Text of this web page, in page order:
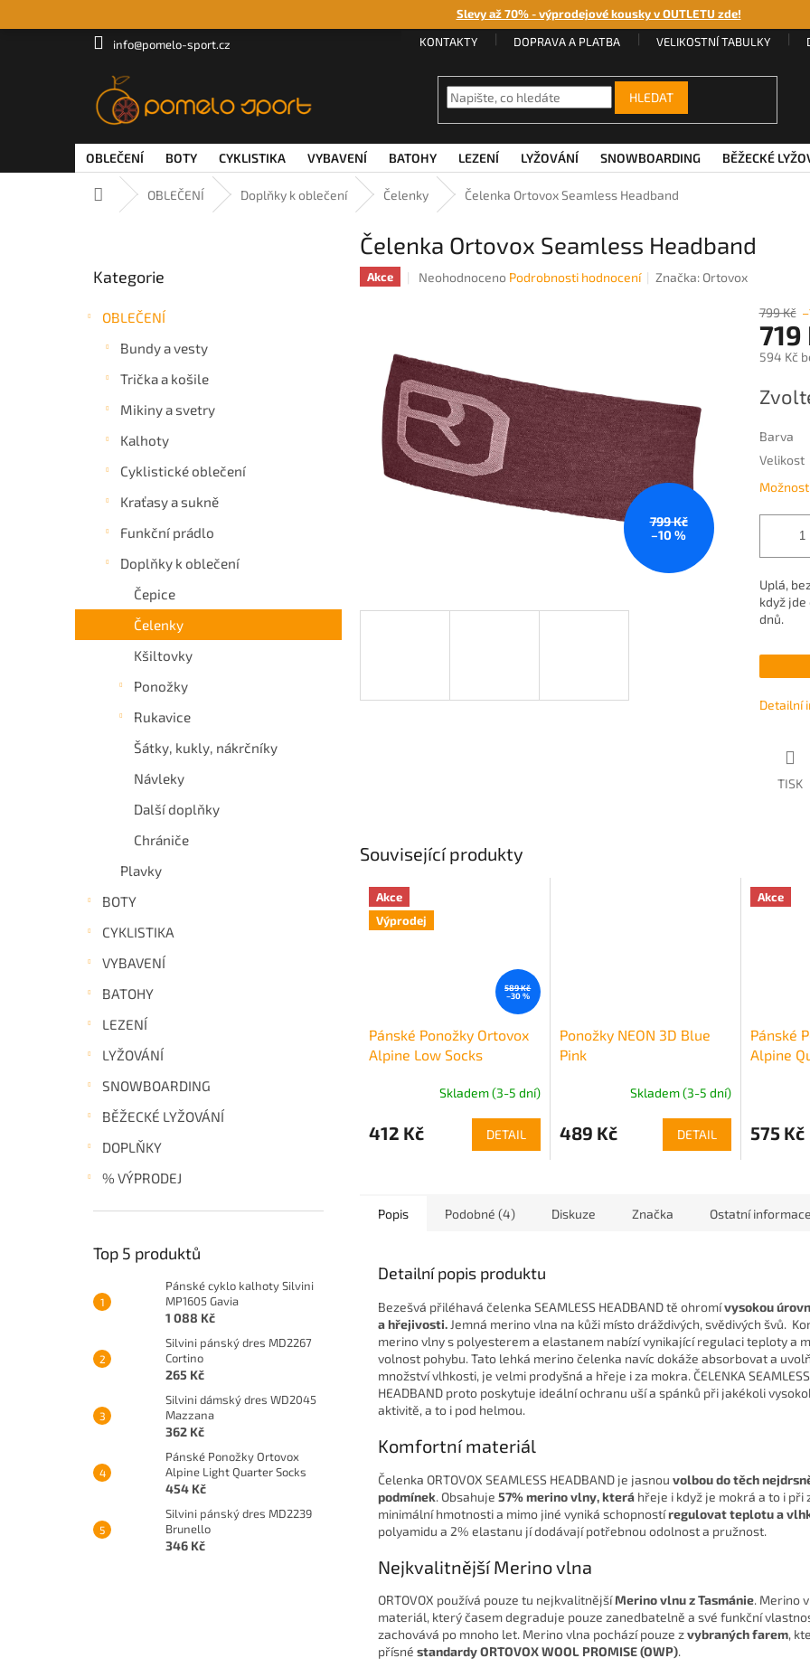
Slevy až 70% - výprodejové kousky v OUTLETU zde!
info@pomelo-sport.cz KONTAKTY DOPRAVA A PLATBA VELIKOSTNÍ TABULKY
HLEDAT
OBLEČENÍ BOTY CYKLISTIKA VYBAVENÍ BATOHY LEZENÍ LYŽOVÁNÍ SNOWBOARDING BĚŽECKÉ
Domů OBLEČENÍ Doplňky k oblečení Čelenky Čelenka Ortovox Seamless Headband
kategorie
Kategorie
OBLEČENÍ
Bundy a vesty
Trička a košile
Mikiny a svetry
Kalhoty
Cyklistické oblečení
Kraťasy a sukně
Funkční prádlo
Doplňky k oblečení
Čepice
Čelenky
Kšiltovky
Ponožky
Rukavice
Šátky, kukly, nákrčníky
Návleky
Další doplňky
Chrániče
Plavky
BOTY
CYKLISTIKA
VYBAVENÍ
BATOHY
LEZENÍ
LYŽOVÁNÍ
SNOWBOARDING
BĚŽECKÉ LYŽOVÁNÍ
DOPLŇKY
% VÝPRODEJ
Top 5 produktů
Pánské cyklo kalhoty Silvini
MP1605 Gavia
1 088 Kč
Silvini pánský dres MD2267
Cortino
265 Kč
Silvini dámský dres WD2045
Mazzana
362 Kč
Pánské Ponožky Ortovox
Alpine Light Quarter Socks
454 Kč
Silvini pánský dres MD2239
Brunello
346 Kč
Čelenka Ortovox Seamless Headband
Akce
Průměrné
z
5
hvězdiček.
Neohodnoceno Podrobnosti hodnocení Značka: Ortovox
799 Kč
–10 %
799 Kč
719
594 Kč
cena:
Barva
Velikost
Uplá,
když
dnů.
Detailní
TISK
Související produkty
Akce
Výprodej
589 Kč
–30 %
Pánské Ponožky Ortovox
Alpine Low Socks
Skladem (3-5 dní)
412 Kč DETAIL
Ponožky NEON 3D Blue
Pink
Skladem (3-5 dní)
489 Kč DETAIL
Akce
Pánské
Alpine
575 Kč
Popis Podobné (4) Diskuze Značka Ostatní informace
Detailní popis produktu
Bezešvá přiléhavá čelenka SEAMLESS HEADBAND tě ohromívysokou
a hřejivosti. Jemná merino vlna na kůži místo dráždivých, svědivých švů.
merino vlny s polyesterem a elastanem nabízí vynikající regulaci teploty a
volnost pohybu. Tato lehká merino čelenka navíc dokáže absorbovat a
množství vlhkosti, je velmi prodyšná a hřeje i za mokra. ČELENKA SEAMLESS
HEADBAND proto poskytuje ideální ochranu uší a spánků při jakékoli
aktivitě, a to i pod helmou.
Komfortní materiál
Čelenka ORTOVOX SEAMLESS HEADBAND je jasnou volbou do těch
podmínek. Obsahuje 57%merino vlny, která hřeje i když je mokrá a to i při
minimální hmotnosti a mimo jiné vyniká schopnostíregulovat teplotu a
polyamidu a 2% elastanu jí dodávají potřebnou odolnost a pružnost.
Nejkvalitnější Merino vlna
ORTOVOX používá pouze tu nejkvalitnějšíMerino vlnu z Tasmánie. Merino
materiál, který časem degraduje pouze zanedbatelně a své funkční
zachovává po mnoho let. Merino vlna pochází pouze zvybraných farem,
přísné standardyORTOVOX WOOL PROMISE (OWP).